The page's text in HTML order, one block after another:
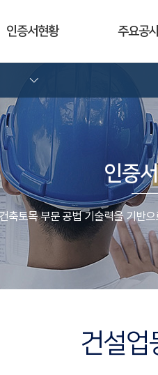
인증서현황 주요공
인증
축토목 부문 공법 기술력을 기반
건설업